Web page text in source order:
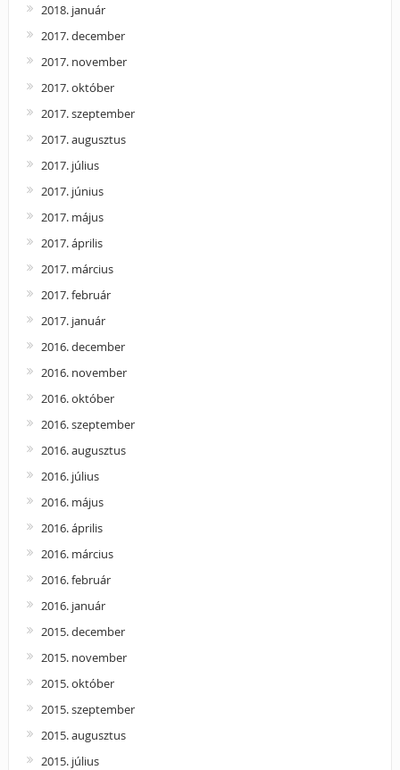
2018. január
2017. december
2017. november
2017. október
2017. szeptember
2017. augusztus
2017. július
2017. június
2017. május
2017. április
2017. március
2017. február
2017. január
2016. december
2016. november
2016. október
2016. szeptember
2016. augusztus
2016. július
2016. május
2016. április
2016. március
2016. február
2016. január
2015. december
2015. november
2015. október
2015. szeptember
2015. augusztus
2015. július